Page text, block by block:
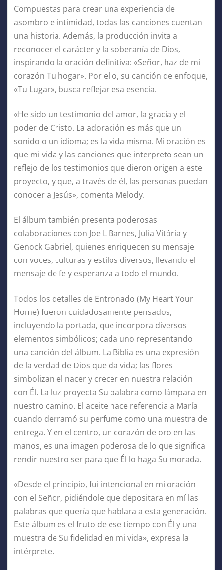
Compuestas para crear una experiencia de
asombro e intimidad, todas las canciones cuentan
una historia. Además, la producción invita a
reconocer el carácter y la soberanía de Dios,
inspirando la oración definitiva: «Señor, haz de mi
corazón Tu hogar». Por ello, su canción de enfoque,
«Tu Lugar», busca reflejar esa esencia.
«He sido un testimonio del amor, la gracia y el
poder de Cristo. La adoración es más que un
sonido o un idioma; es la vida misma. Mi oración es
que mi vida y las canciones que interpreto sean un
reflejo de los testimonios que dieron origen a este
proyecto, y que, a través de él, las personas puedan
conocer a Jesús», comenta Melody.
El álbum también presenta poderosas
colaboraciones con Joe L Barnes, Julia Vitória y
Genock Gabriel, quienes enriquecen su mensaje
con voces, culturas y estilos diversos, llevando el
mensaje de fe y esperanza a todo el mundo.
Todos los detalles de Entronado (My Heart Your
Home) fueron cuidadosamente pensados,
incluyendo la portada, que incorpora diversos
elementos simbólicos; cada uno representando
una canción del álbum. La Biblia es una expresión
de la verdad de Dios que da vida; las flores
simbolizan el nacer y crecer en nuestra relación
con Él. La luz proyecta Su palabra como lámpara en
nuestro camino. El aceite hace referencia a María
cuando derramó su perfume como una muestra de
entrega. Y en el centro, un corazón de oro en las
manos, es una imagen poderosa de lo que significa
rendir nuestro ser para que Él lo haga Su morada.
«Desde el principio, fui intencional en mi oración
con el Señor, pidiéndole que depositara en mí las
palabras que quería que hablara a esta generación.
Este álbum es el fruto de ese tiempo con Él y una
muestra de Su fidelidad en mi vida», expresa la
intérprete.